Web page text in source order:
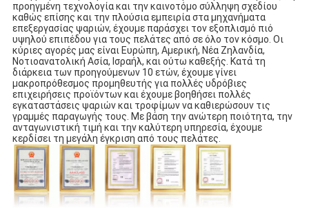
προηγμένη τεχνολογία και την καινοτόμο σύλληψη σχεδίου
καθώς επίσης και την πλούσια εμπειρία στα μηχανήματα
επεξεργασίας ψαριών, έχουμε παράσχει τον εξοπλισμό πιό
υψηλού επιπέδου για τους πελάτες από σε όλο τον κόσμο. Οι
κύριες αγορές μας είναι Ευρώπη, Αμερική, Νέα Ζηλανδία,
Νοτιοανατολική Ασία, Ισραήλ, και ούτω καθεξής. Κατά τη
διάρκεια των προηγούμενων 10 ετών, έχουμε γίνει
μακροπρόθεσμος προμηθευτής για πολλές υδρόβιες
επιχειρήσεις προϊόντων και έχουμε βοηθήσει πολλές
εγκαταστάσεις ψαριών και τροφίμων να καθιερώσουν τις
γραμμές παραγωγής τους. Με βάση την ανώτερη ποιότητα, την
ανταγωνιστική τιμή και την καλύτερη υπηρεσία, έχουμε
κερδίσει τη μεγάλη έγκριση από τους πελάτες.